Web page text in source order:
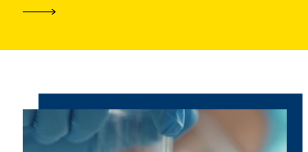
Qualifizierung
Brücke
Anwendung
tierversuchsfreier
Methoden
mit
Stimmungsbildern